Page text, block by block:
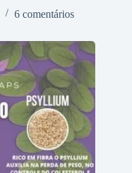
6 comentários